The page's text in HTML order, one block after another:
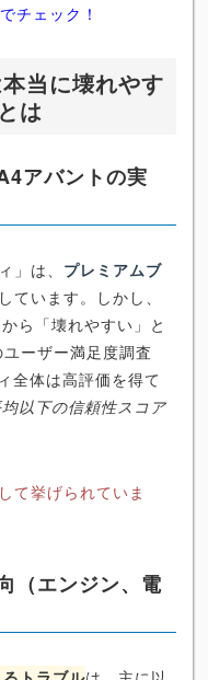
チェック！
当に壊れやす
は
アバントの実
」は、 プレミアムブ
ています。しかし、
ら「壊れやすい」と
ーザー満足度調査
全体は高評価を得て
以下の信頼性スコア
て挙げられていま
（エンジン、電